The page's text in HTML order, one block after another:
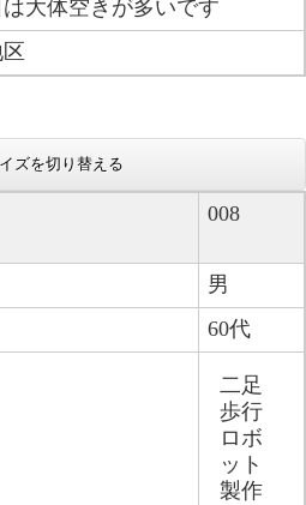
は大体空きが多いです​
ズを切り替える
008
男
60代
二足
歩行
ロボ
ット
製作